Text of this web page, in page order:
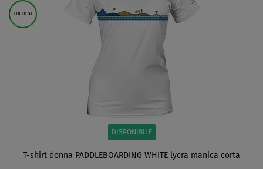
THE BEST
DISPONIBILE
T-shirt donna PADDLEBOARDING WHITE lycra manica corta